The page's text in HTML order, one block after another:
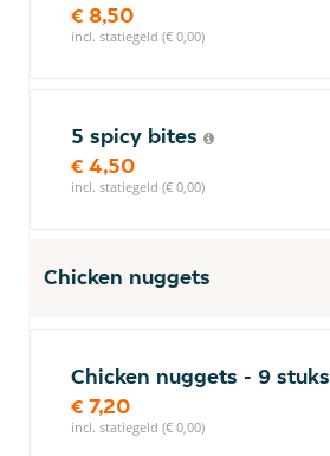
€ 8,50
incl. statiegeld (€ 0,00)
5 spicy bites
€ 4,50
incl. statiegeld (€ 0,00)
Chicken nuggets
Chicken nuggets - 9 stuks
€ 7,20
incl. statiegeld (€ 0,00)